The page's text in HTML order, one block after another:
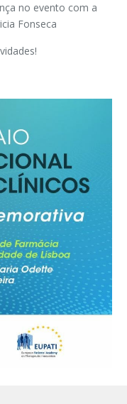
no evento com a
Fonseca